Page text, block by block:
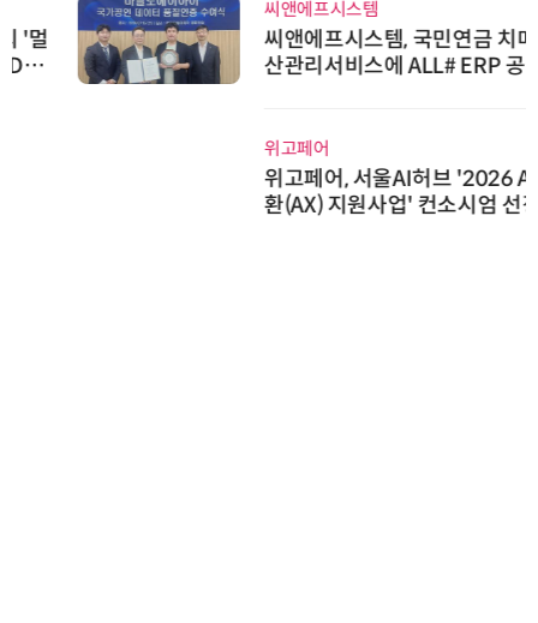
씨앤에프시스템
씨앤에프시스템, 국민연금 치매재
산관리서비스에 ALL# ERP 공급
위고페어, 서울AI허브 '2026 AI 전
환(AX) 지원사업' 컨소시엄 선정